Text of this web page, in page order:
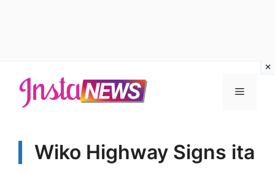
contenuto
Menu
Wiko Highway Signs ita